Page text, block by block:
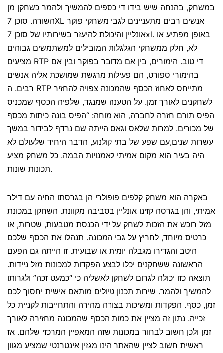
במשחק, בהנחה שיש בידו די כספים להמשיך ולהמר כשחקן מן
השורה. סוכן 7XL אנשים רבים מתעניינים לגבי משחקי פוקר
אונליין והיכולת להיעזר בשירותיו של סוכן 7xl. באופן מפתיע או
לא, חלק ממשחקי הגלגלות המובילים למשתמשים גבוהים
מציעים RTP די טוב. הימורים, בין אם מדובר בפוקר ובין אם
בהימורי ספורט, הם פעילות מרגשת שמושכת אליה אנשים
רבים. ה RTP מתייחס לאחוז הכסף שהמכונה צפויה להחזיר
לשחקנים לאורך זמן. על הטענה שמנגד, שלפיה הכסף שמכניס
הפיס תורם חזרה לחברה, הוא מוחה: “הפיס בונה כיתות מכסף
של מכורים. למרות שלאס וגאס הייתה שם נרדף לבידור במשך
עשרות שנים,עם שפע של בתי קולנוע, הדבר היחיד שלעולם לא
היה בעיר הוא מקום אמיתי לאמנויות הבמה. כל משחק מציע
תכונות שונות.
באקרה הוא משחק קלפים פופולרי הן בגרסתו החיה עם דילר
אמיתי, והן בגרסה קזינו אונליין בסביבה מקוונת. השחקן במכונת
מזל רוכש את הזכות לשחק על ידי הכנסת מטבעות, שטרות, או
כרטיס מיוחד, לחריץ על גבי המכונה. תנהלו את הכסף שלכם
היטב והגדירו מגבלה יומית או שבועית. זו הייתה גם הפעם
הראשונה ששחקנים יכלו לבצע הפקדות למכונות מזל ניידות.
תוצאה כזו יכולה לגרום לשחקן לאשליה כי “כמעט זכה” ולגרותו
להמשיך ולהמר. שירות תכנון טיולים מותאם אישית יחסוך לכם
זמן, כסף. הפקדות ומשיכות בצורה מהירה והתחייבות לקניית כל
זכייה. נתון זה מציין את כמות הכסף שהמכונה מחזירה לאורך
זמן ולכן חשוב לבחור במכונות שזה המאפיין המרכזי שלהם. אז
ראשית חשוב לציין שהאתר הינו מגזין אינטרנטי שמציע מגוון